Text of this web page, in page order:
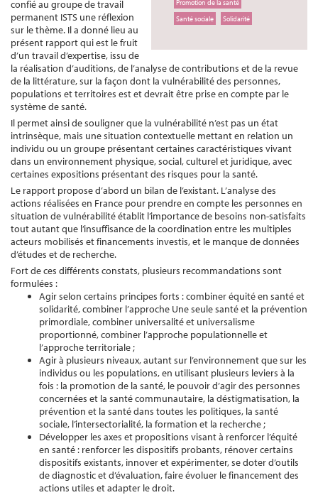
Promotion de la santé
Santé sociale
Solidarité
confié au groupe de travail
permanent ISTS une réflexion
sur le thème. Il a donné lieu au
présent rapport qui est le fruit
d’un travail d’expertise, issu de
la réalisation d’auditions, de l’analyse de contributions et de la revue
de la littérature, sur la façon dont la vulnérabilité des personnes,
populations et territoires est et devrait être prise en compte par le
système de santé.
Il permet ainsi de souligner que la vulnérabilité n’est pas un état
intrinsèque, mais une situation contextuelle mettant en relation un
individu ou un groupe présentant certaines caractéristiques vivant
dans un environnement physique, social, culturel et juridique, avec
certaines expositions présentant des risques pour la santé.
Le rapport propose d’abord un bilan de l’existant. L’analyse des
actions réalisées en France pour prendre en compte les personnes en
situation de vulnérabilité établit l’importance de besoins non-satisfaits
tout autant que l’insuffisance de la coordination entre les multiples
acteurs mobilisés et financements investis, et le manque de données
d’études et de recherche.
Fort de ces différents constats, plusieurs recommandations sont
formulées :
Agir selon certains principes forts : combiner équité en santé et
solidarité, combiner l’approche Une seule santé et la prévention
primordiale, combiner universalité et universalisme
proportionné, combiner l’approche populationnelle et
l’approche territoriale ;
Agir à plusieurs niveaux, autant sur l’environnement que sur les
individus ou les populations, en utilisant plusieurs leviers à la
fois : la promotion de la santé, le pouvoir d’agir des personnes
concernées et la santé communautaire, la déstigmatisation, la
prévention et la santé dans toutes les politiques, la santé
sociale, l’intersectorialité, la formation et la recherche ;
Développer les axes et propositions visant à renforcer l’équité
en santé : renforcer les dispositifs probants, rénover certains
dispositifs existants, innover et expérimenter, se doter d’outils
de diagnostic et d’évaluation, faire évoluer le financement des
actions utiles et adapter le droit.